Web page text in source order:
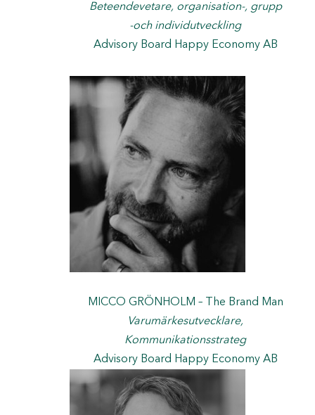
Beteendevetare, organisation-, grupp
-och individutveckling
Advisory Board Happy Economy AB
MICCO GRÖNHOLM – The Brand Man
Varumärkesutvecklare,
Kommunikationsstrateg
Advisory Board Happy Economy AB